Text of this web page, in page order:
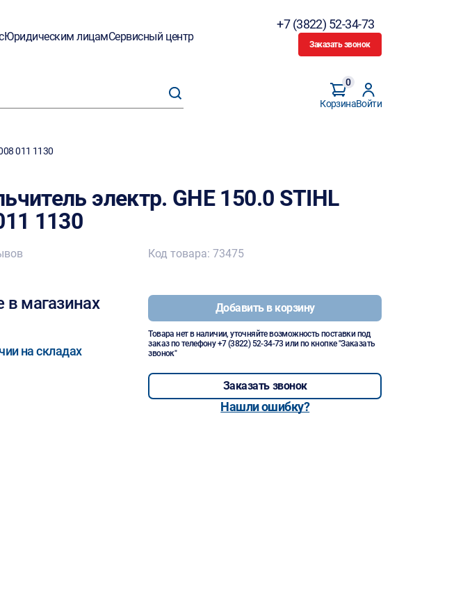
Юридическим лицамСервисный центр
+7 (3822) 52-34-73
Заказать звонок
Корзина
0
Войти
011 1130
электр. GHE 150.0 STIHL
1130
в магазинах
на складах
Код товара: 73475
Добавить в корзину
Товара нет в наличии, уточняйте возможность поставки под
заказ по телефону+7 (3822) 52-34-73 или по кнопке "Заказать
звонок"
Заказать звонок
Нашли ошибку?